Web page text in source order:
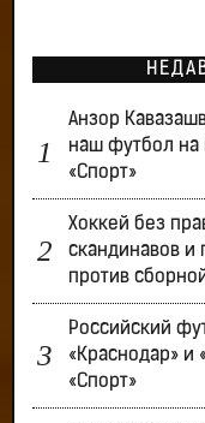
Анзор
наш футбол на
«Спорт»
Хоккей без
скандинавов и
против
Российский
«Краснодар»
«Спорт»